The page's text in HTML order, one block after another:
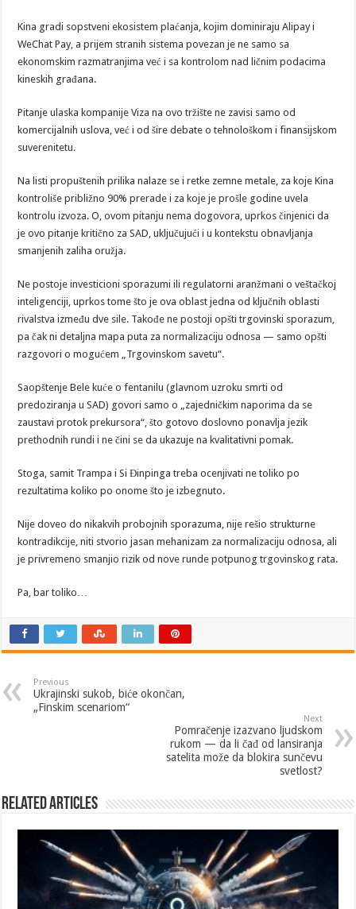
Kina gradi sopstveni ekosistem plaćanja, kojim dominiraju Alipay i
WeChat Pay, a prijem stranih sistema povezan je ne samo sa
ekonomskim razmatranjima već i sa kontrolom nad ličnim podacima
kineskih građana.
Pitanje ulaska kompanije Viza na ovo tržište ne zavisi samo od
komercijalnih uslova, već i od šire debate o tehnološkom i finansijskom
suverenitetu.
Na listi propuštenih prilika nalaze se i retke zemne metale, za koje Kina
kontroliše približno 90% prerade i za koje je prošle godine uvela
kontrolu izvoza. O, ovom pitanju nema dogovora, uprkos činjenici da
je ovo pitanje kritično za SAD, uključujući i u kontekstu obnavljanja
smanjenih zaliha oružja.
Ne postoje investicioni sporazumi ili regulatorni aranžmani o veštačkoj
inteligenciji, uprkos tome što je ova oblast jedna od ključnih oblasti
rivalstva između dve sile. Takođe ne postoji opšti trgovinski sporazum,
pa čak ni detaljna mapa puta za normalizaciju odnosa — samo opšti
razgovori o mogućem „Trgovinskom savetu“.
Saopštenje Bele kuće o fentanilu (glavnom uzroku smrti od
predoziranja u SAD) govori samo o „zajedničkim naporima da se
zaustavi protok prekursora“, što gotovo doslovno ponavlja jezik
prethodnih rundi i ne čini se da ukazuje na kvalitativni pomak.
Stoga, samit Trampa i Si Đinpinga treba ocenjivati ne toliko po
rezultatima koliko po onome što je izbegnuto.
Nije doveo do nikakvih probojnih sporazuma, nije rešio strukturne
kontradikcije, niti stvorio jasan mehanizam za normalizaciju odnosa, ali
je privremeno smanjio rizik od nove runde potpunog trgovinskog rata.
Pa, bar toliko…
Previous
Ukrajinski sukob, biće okončan,
„Finskim scenariom“
Next
Pomračenje izazvano ljudskom
rukom — da li čađ od lansiranja
satelita može da blokira sunčevu
svetlost?
Related Articles